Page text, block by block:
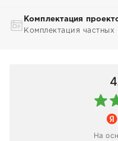
Комплектация
Комплектация
На